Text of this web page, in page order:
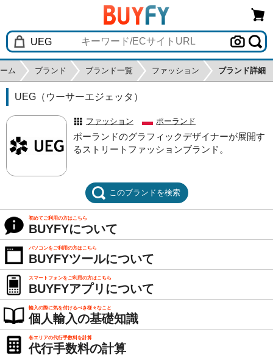
ム ブランド ブランド一覧 ファッション ブランド詳細
UEG（ウーサーエジェッタ）
ファッション ポーランド
ポーランドのグラフィックデザイナーが展開す
るストリートファッションブランド。
このブランドを検索
初めてご利用の方はこちら
BUYFYについて
パソコンをご利用の方はこちら
BUYFYツールについて
スマートフォンをご利用の方はこちら
BUYFYアプリについて
輸入の際に気を付けるべき様々なこと
個人輸入の基礎知識
各エリアの代行手数料を計算
代行手数料の計算